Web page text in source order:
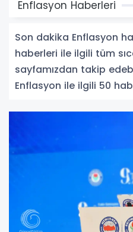
Enflasyon Haberleri
Son dakika Enflasyon
haberleri ile ilgili tüm
sayfamızdan takip
Enflasyon ile ilgili 50